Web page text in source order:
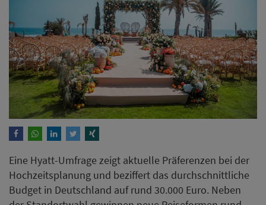
Eine Hyatt-Umfrage zeigt aktuelle Präferenzen bei der
Hochzeitsplanung und beziffert das durchschnittliche
Budget in Deutschland auf rund 30.000 Euro. Neben